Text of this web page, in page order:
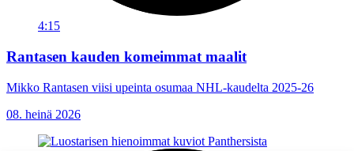
4:15
Rantasen kauden komeimmat maalit
Mikko Rantasen viisi upeinta osumaa NHL-kaudelta 2025-26
08. heinä 2026